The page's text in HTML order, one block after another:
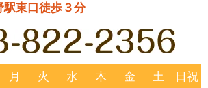
駅東口徒歩３分
月 火 水 木 金 土
日祝